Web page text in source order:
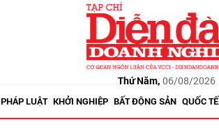
Thứ Năm, 06/08/2026
PHÁP LUẬT KHỞI NGHIỆP BẤT ĐỘNG SẢN QUỐC TẾ